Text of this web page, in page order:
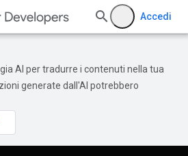
Accedi
AI per tradurre i contenuti nella tua
generate dall'AI potrebbero